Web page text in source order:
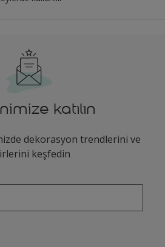
katılın
dekorasyon trendlerini ve
keşfedin